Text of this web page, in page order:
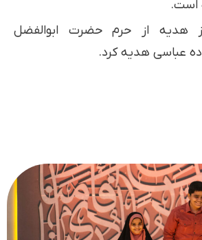
است.
هدیه از حرم حضرت ابوالفضل
عباسی هدیه کرد.